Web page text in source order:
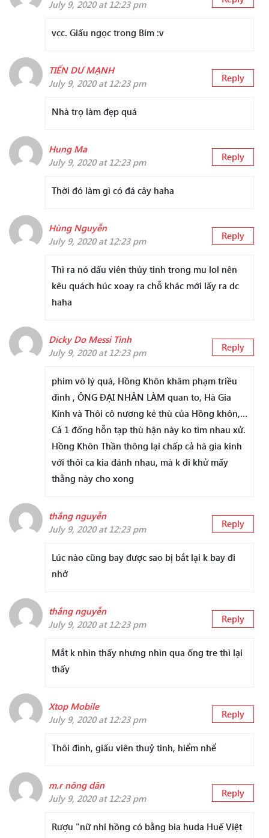
July 9, 2020 at 12:23 pm
vcc. Giấu ngọc trong Bím :v
TIẾN DƯ MẠNH
July 9, 2020 at 12:23 pm
Reply
Nhà trọ làm đẹp quá
Hung Ma
July 9, 2020 at 12:23 pm
Reply
Thời đó làm gì có đá cây haha
Hùng Nguyễn
July 9, 2020 at 12:23 pm
Reply
Thì ra nó dấu viên thủy tinh trong mu lol nên
kêu quách húc xoay ra chỗ khác mới lấy ra dc
haha
Dicky Do Messi Tình
July 9, 2020 at 12:23 pm
Reply
phim vô lý quá, Hồng Khôn khâm phạm triều
đình , ÔNG ĐẠI NHÂN LÀM quan to, Hà Gia
Kính và Thôi cô nương kẻ thù của Hồng khôn,…
Cả 1 đống hỗn tạp thù hận này ko tìm nhau xử.
Hồng Khôn Thần thông lại chấp cả hà gia kinh
với thôi ca kia đánh nhau, mà k đi khử mấy
thằng này cho xong
thắng nguyễn
July 9, 2020 at 12:23 pm
Reply
Lúc nào cũng bay được sao bị bắt lại k bay đi
nhở
thắng nguyễn
July 9, 2020 at 12:23 pm
Reply
Mắt k nhìn thấy nhưng nhìn qua ống tre thì lại
thấy
Xtop Mobile
July 9, 2020 at 12:23 pm
Reply
Thôi đình, giấu viên thuỷ tinh, hiểm nhể
m.r nông dân
July 9, 2020 at 12:23 pm
Reply
Rượu "nữ nhi hồng có bằng bia huda Huế Việt